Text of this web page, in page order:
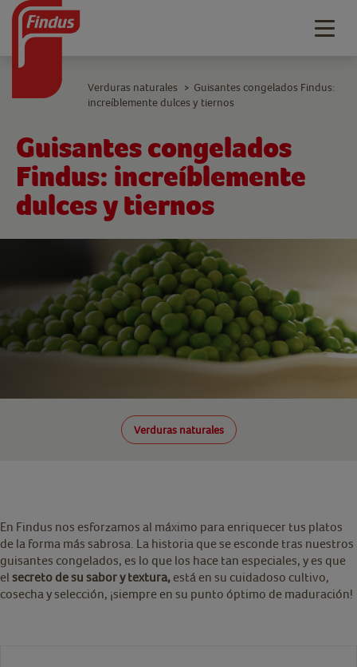
Guisantes congelados
Findus: increíblemente
dulces y tiernos
Verduras naturales
Verduras naturales > Guisantes congelados Findus:
increíblemente dulces y tiernos
En Findus nos esforzamos al máximo para enriquecer tus platos
de la forma más sabrosa. La historia que se esconde tras nuestros
guisantes congelados, es lo que los hace tan especiales, y es que
el secreto de su sabor y textura, está en su cuidadoso cultivo,
cosecha y selección, ¡siempre en su punto óptimo de maduración!